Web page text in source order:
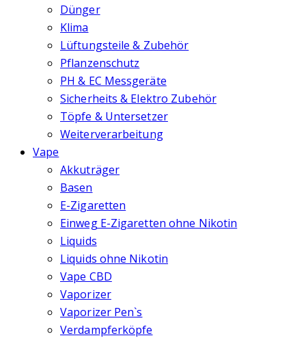
Dünger
Klima
Lüftungsteile & Zubehör
Pflanzenschutz
PH & EC Messgeräte
Sicherheits & Elektro Zubehör
Töpfe & Untersetzer
Weiterverarbeitung
Vape
Akkuträger
Basen
E-Zigaretten
Einweg E-Zigaretten ohne Nikotin
Liquids
Liquids ohne Nikotin
Vape CBD
Vaporizer
Vaporizer Pen`s
Verdampferköpfe